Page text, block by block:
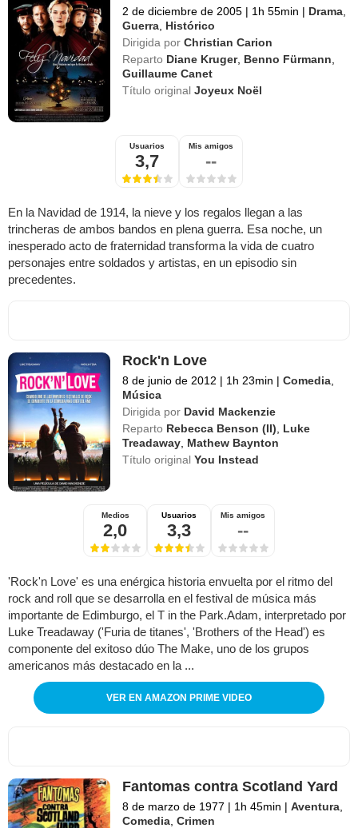
2 de diciembre de 2005 | 1h 55min | Drama
Guerra Histórico
Dirigida por Christian Carion
Reparto Diane Kruger, Benno Fürmann
Guillaume Canet
Título originalJoyeux Noël
Usuarios
3,7
Mis amigos
--
En la Navidad de 1914, la nieve y los regalos llegan a las
trincheras de ambos bandos en plena guerra. Esa noche, un
inesperado acto de fraternidad transforma la vida de cuatro
personajes entre soldados y artistas, en un episodio sin
precedentes.
Rock'n Love
8 de junio de 2012 | 1h 23min | Comedia
Música
Dirigida por David Mackenzie
Reparto Rebecca Benson (II)
Luke
Treadaway Mathew Baynton
Título originalYou Instead
Medios
2,0
Usuarios
3,3
Mis amigos
--
'Rock'n Love' es una enérgica historia envuelta por el ritmo del
rock and roll que se desarrolla en el festival de música más
importante de Edimburgo, el T in the Park.Adam, interpretado por
Luke Treadaway ('Furia de titanes', 'Brothers of the Head') es
componente del exitoso dúo The Make, uno de los grupos
americanos más destacado en la ...
VER EN AMAZON PRIME VIDEO
Fantomas contra Scotland Yard
8 de marzo de 1977 | 1h 45min | Aventura
Comedia ,Crimen